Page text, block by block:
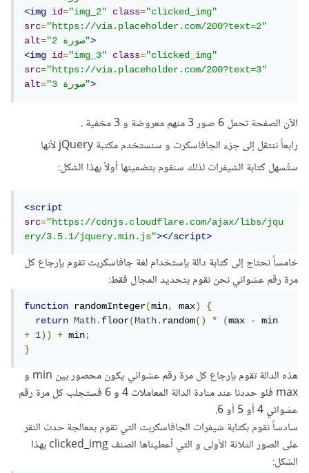
<img
id="img_2" class="clicked_img"
src="https://via.placeholder.com/200?text=2"
alt= "صورة 2">
<img
id="img_3" class="clicked_img"
src="https://via.placeholder.com/200?text=3"
alt= "صورة 3">
الآن الصفحة تحمل 6 صور 3 منهم معروضة و 3 مخفية .
رابعاً ننتقل إلى جزء الجافاسكرت و سنستخدم مكتبة jQuery لأنها
ستُسهل كتابة الشيفرات لذلك سنقوم بتضمينها أولاً بهذا الشكل:
<script
src="https://cdnjs.cloudflare.com/ajax/libs/jqu
ery/3.5.1/jquery.min.js"></script>
خامساً نحتاج إلى كتابة دالة بإستخدام لغة جافاسكربت تقوم بإرجاع كل
مرة رقم عشوائي نحن نقوم بتحديد المجال فقط:
function randomInteger(min, max)
{
return
Math.floor(Math.random() * (max -
+
1)) + min;
}
هذه الدالة تقوم بإرجاع كل مرة رقم عشوائي يكون محصور بين min و
max فلو حددنا عند منادة الدالة المعاملات 4 و 6 فستجلب كل مرة رقم
عشوائي 4 أو 5 أو 6.
سادساً نقوم بكتابة شيفرات الجافاسكربت التي تقوم بمعالجة حدث النقر
على الصور الثلاثة الأولى و التي أعطيناها الصنف clicked_img بهذا
الشكل: